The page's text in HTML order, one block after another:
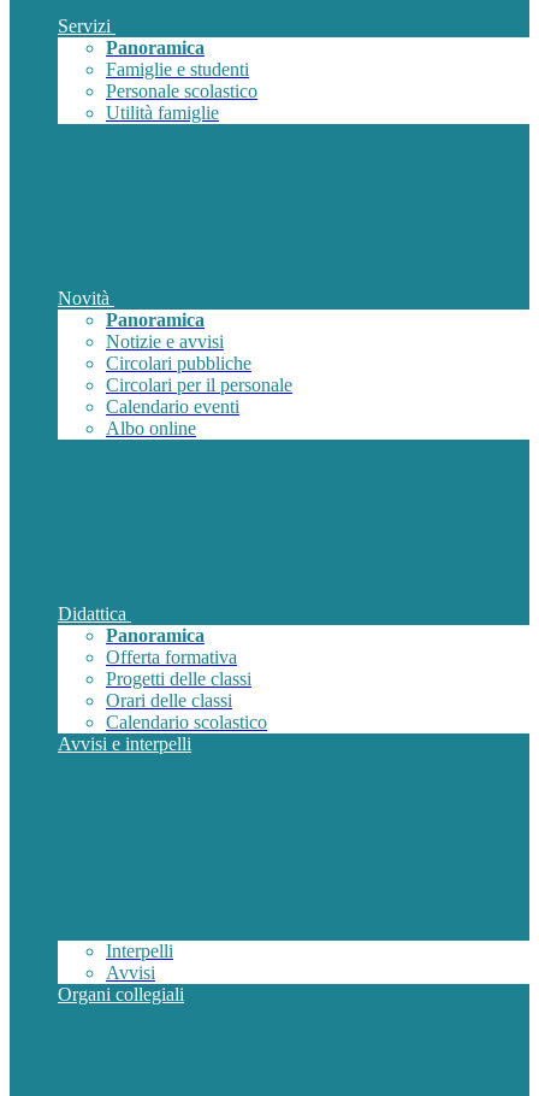
Servizi
Panoramica
Famiglie e studenti
Personale scolastico
Utilità famiglie
Novità
Panoramica
Notizie e avvisi
Circolari pubbliche
Circolari per il personale
Calendario eventi
Albo online
Didattica
Panoramica
Offerta formativa
Progetti delle classi
Orari delle classi
Calendario scolastico
Avvisi e interpelli
Interpelli
Avvisi
Organi collegiali